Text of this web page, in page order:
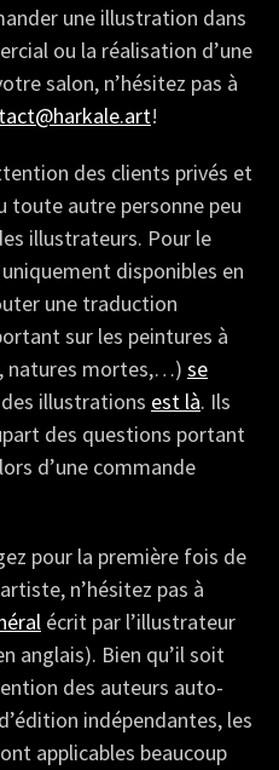
une illustration dans
ou la réalisation d’une
salon, n’hésitez pas à
!
des clients privés et
toute autre personne peu
illustrateurs. Pour le
disponibles en
une traduction
sur les peintures à
natures mortes,…) se
illustrations est là. Ils
des questions portant
d’une commande
pour la première fois de
n’hésitez pas à
écrit par l’illustrateur
anglais). Bien qu’il soit
des auteurs auto-
indépendantes, les
applicables beaucoup